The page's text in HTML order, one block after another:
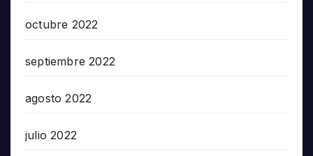
octubre 2022
septiembre 2022
agosto 2022
julio 2022